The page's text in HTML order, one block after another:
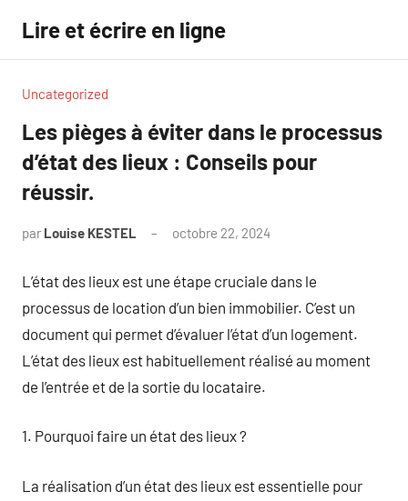
contenu
Lire et écrire en ligne
Uncategorized
Les pièges à éviter dans le processus
d’état des lieux : Conseils pour
réussir.
par Louise KESTEL octobre 22, 2024
L’état des lieux est une étape cruciale dans le
processus de location d’un bien immobilier. C’est un
document qui permet d’évaluer l’état d’un logement.
L’état des lieux est habituellement réalisé au moment
de l’entrée et de la sortie du locataire.
1. Pourquoi faire un état des lieux ?
La réalisation d’un état des lieux est essentielle pour